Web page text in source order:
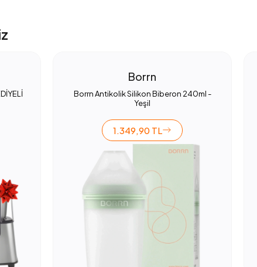
Borrn
Borrn Antikolik Silikon Biberon 240ml -
Yeşil
1.349,90 TL